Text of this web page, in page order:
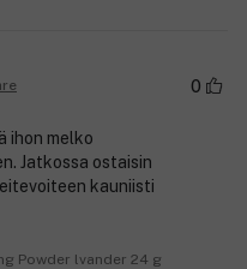
0
ihon melko
Jatkossa ostaisin
kauniisti
Powder lvander 24 g